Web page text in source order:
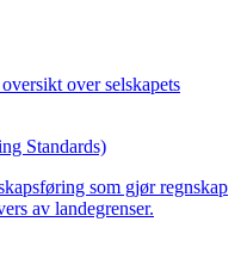
over selskapets
Standards)
som gjør regnskap
av landegrenser.